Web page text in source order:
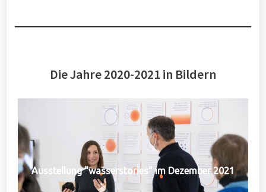
Die Jahre 2020-2021 in Bildern
Ausstellung "wasserstories" im Dezember 2021